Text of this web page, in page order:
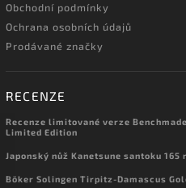
Obchodní podmínky
Ochrana osobních údajů
Prodávané značky
RECENZE
Recenze limitované verze
Limited Edition
Japonský nůž Kanetsune santoku
Böker Solingen Tirpitz-Damascus